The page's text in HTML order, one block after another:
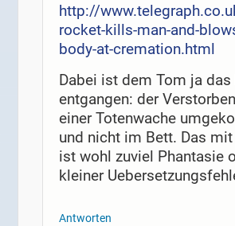
http://
rocket-kills-man-and-
body-at-cremation.html
Dabei ist dem Tom ja das
entgangen: der
einer Totenwache
und nicht im Bett. Das
ist wohl zuviel Phantasie
kleiner
Antworten